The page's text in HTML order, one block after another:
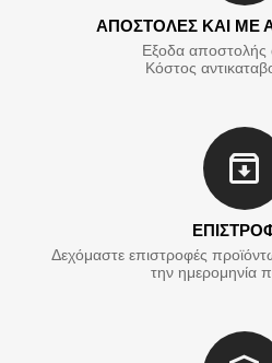
ΑΠΟΣΤΟΛΕΣ ΚΑΙ ΜΕ
Εξοδα αποστολής
Κόστος
Δεχόμαστε επιστροφές
την ημερομηνία